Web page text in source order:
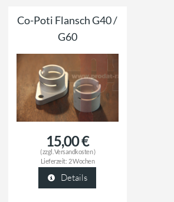
Co-Poti Flansch G40 /
G60
15,00 €
( zzgl. Versandkosten)
Lieferzeit: 2 Wochen
Details